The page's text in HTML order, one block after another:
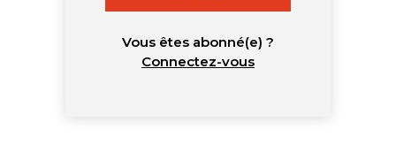
Vous êtes abonné(e) ?
Connectez-vous